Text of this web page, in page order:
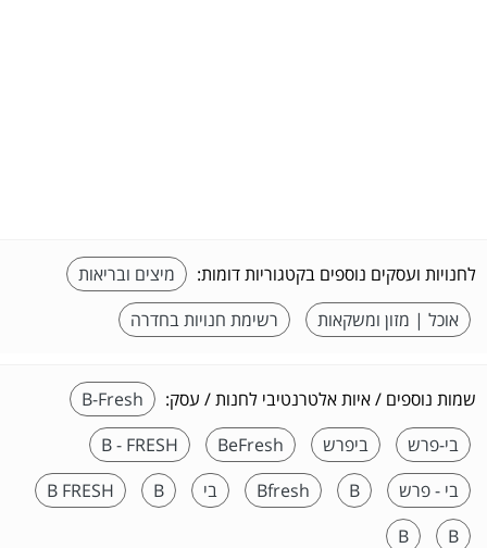
לחנויות ועסקים נוספים בקטגוריות דומות:
מיצים ובריאות
אוכל | מזון ומשקאות
רשימת חנויות בחדרה
שמות נוספים / איות אלטרנטיבי לחנות / עסק:
B-Fresh
בי-פרש
ביפרש BeFresh
B - FRESH
בי - פרש
B
Bfresh בי B
B FRESH
B
B